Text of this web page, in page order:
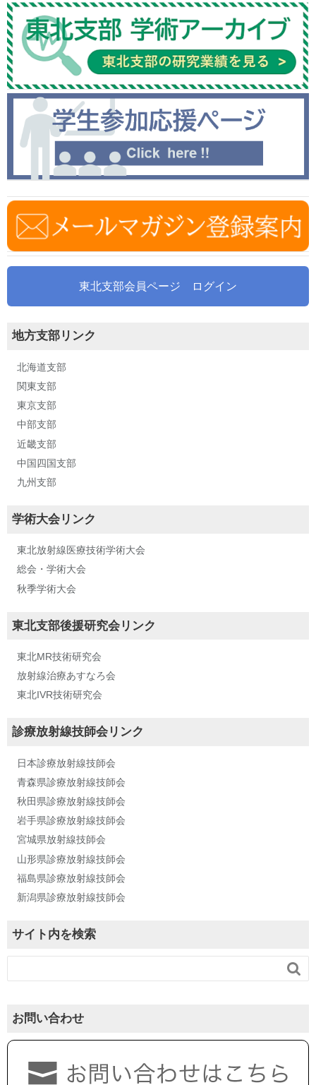
東北支部会員ページ ログイン
地方支部リンク
北海道支部
関東支部
東京支部
中部支部
近畿支部
中国四国支部
九州支部
学術大会リンク
東北放射線医療技術学術大会
総会・学術大会
秋季学術大会
東北支部後援研究会リンク
東北MR技術研究会
放射線治療あすなろ会
東北IVR技術研究会
診療放射線技師会リンク
日本診療放射線技師会
青森県診療放射線技師会
秋田県診療放射線技師会
岩手県診療放射線技師会
宮城県放射線技師会
山形県診療放射線技師会
福島県診療放射線技師会
新潟県診療放射線技師会
サイト内を検索

お問い合わせ